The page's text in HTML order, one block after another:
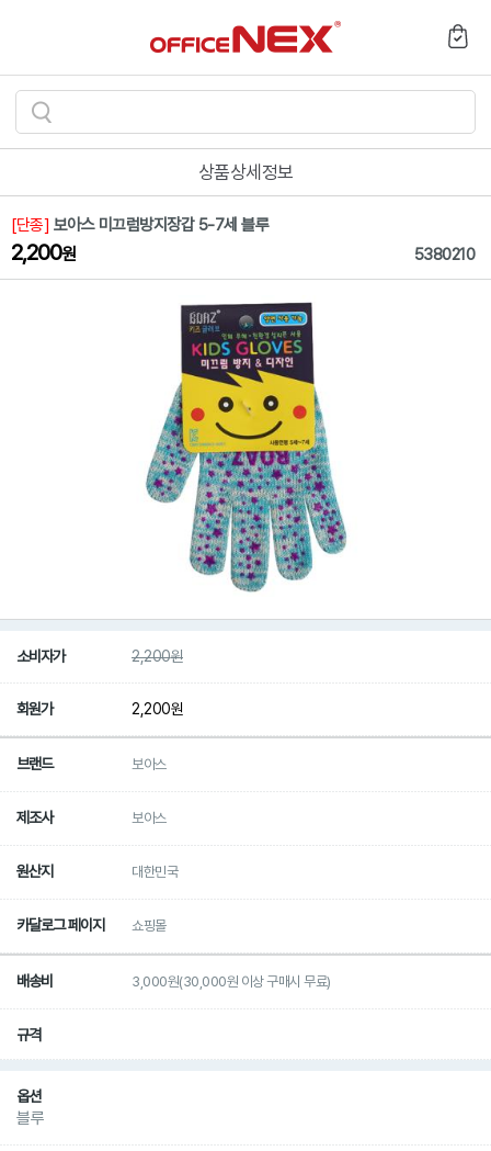
검
색
기
상품상세정보
[단종] 보아스 미끄럼방지장갑 5-7세 블루
2,200원 5380210
소비자가 2,200원
회원가 2,200원
브랜드 보아스
제조사 보아스
원산지 대한민국
카달로그 페이지 쇼핑몰
배송비 3,000원(30,000원 이상 구매시 무료)
규격
옵션
블루